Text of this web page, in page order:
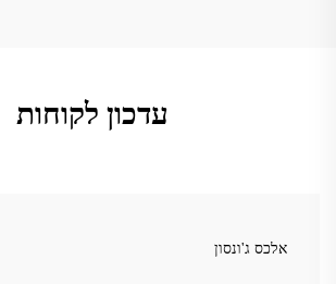
עדכון לקוחות
אלכס ג'ונסון